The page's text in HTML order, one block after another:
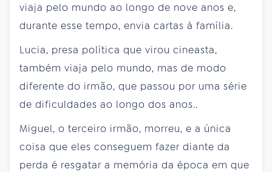
viaja pelo mundo ao longo de nove anos e,
durante esse tempo, envia cartas à família.
Lucia, presa política que virou cineasta,
também viaja pelo mundo, mas de modo
diferente do irmão, que passou por uma série
de dificuldades ao longo dos anos..
Miguel, o terceiro irmão, morreu, e a única
coisa que eles conseguem fazer diante da
perda é resgatar a memória da época em que